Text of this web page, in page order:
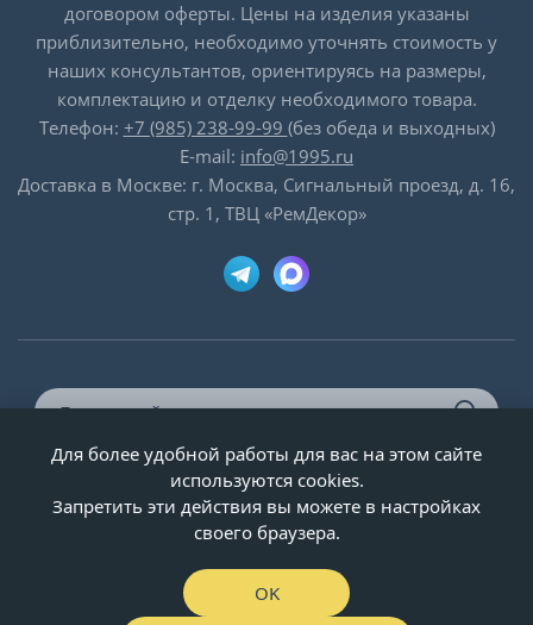
договором оферты. Цены на изделия указаны
приблизительно, необходимо уточнять стоимость у
наших консультантов, ориентируясь на размеры,
комплектацию и отделку необходимого товара.
Телефон: +7 (985) 238-99-99 (без обеда и выходных)
E-mail: info@1995.ru
Доставка в Москве: г. Москва, Сигнальный проезд, д. 16,
стр. 1, ТВЦ «РемДекор»
© ООО «Двери-и-точка», ИНН 5020092947, 1995-2026 г.
Для более удобной работы для вас на этом сайте
используются cookies.
Запретить эти действия вы можете в настройках
своего браузера.
OK